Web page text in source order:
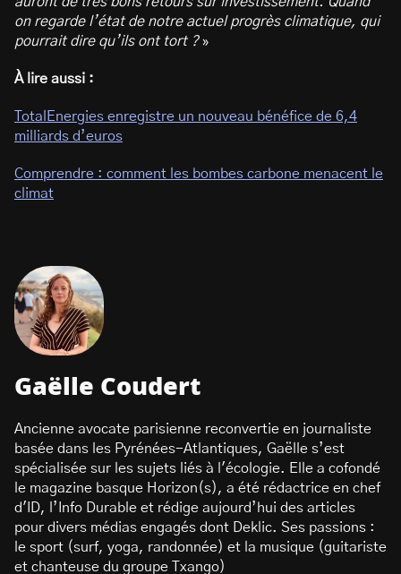
on regarde l’état de notre actuel progrès climatique, qui
pourrait dire qu’ils ont tort ?»
À lire aussi :
TotalEnergies enregistre un nouveau bénéfice de 6,4
milliards d’euros
Comprendre : comment les bombes carbone menacent le
climat
Gaëlle Coudert
Ancienne avocate parisienne reconvertie en journaliste
basée dans les Pyrénées-Atlantiques, Gaëlle s’est
spécialisée sur les sujets liés à l'écologie. Elle a cofondé
le magazine basque Horizon(s), a été rédactrice en chef
d'ID, l’Info Durable et rédige aujourd’hui des articles
pour divers médias engagés dont Deklic. Ses passions :
le sport (surf, yoga, randonnée) et la musique (guitariste
et chanteuse du groupe Txango)